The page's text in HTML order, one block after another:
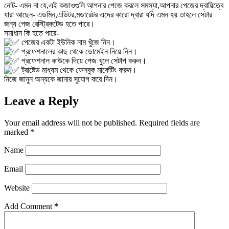
নোট- এমন না যে,এই কজাওগুলি আপনার পেজে করলে সমস্যা,আপনার পেজের দ্বায়িত্বে
যারা আছেন- এডমিন,এডিটর,মডারেটর এদের কারো দ্বারা যদি এমন হয় তাহলে সেটার
জন্য পেজ রেস্ট্রিকটেড হতে পারে।
সমাধান কি হতে পারে-
পেজের একটা ইউনিক নাম খুঁজে নিন।
প্রফেশনালের কাছ থেকে ডোমেইন নিয়ে নিন।
প্রফেশনাল কাউকে দিয়ে পেজ খুলে সেটাপ করুন।
ট্রাষ্টেড মাধ্যম থেকে ফেসবুক মার্কেটিং করুন।
নিজে জানুন অন্যকে জানার সুযোগ করে দিন।
Leave a Reply
Your email address will not be published. Required fields are
marked *
Name
Email
Website
Add Comment *